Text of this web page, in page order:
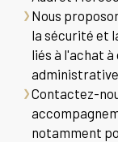
Nous
la sécurité et
liés à l'achat
Contactez-
notamment